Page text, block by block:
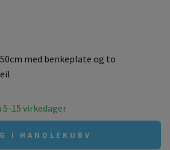
med benkeplate og to
5-15 virkedager
I HANDLEKURV